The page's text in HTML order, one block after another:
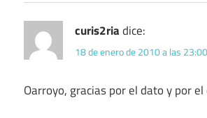
curis2riadice:
18 de enero de 2010 a las 23:00
Oarroyo, gracias por el dato y por